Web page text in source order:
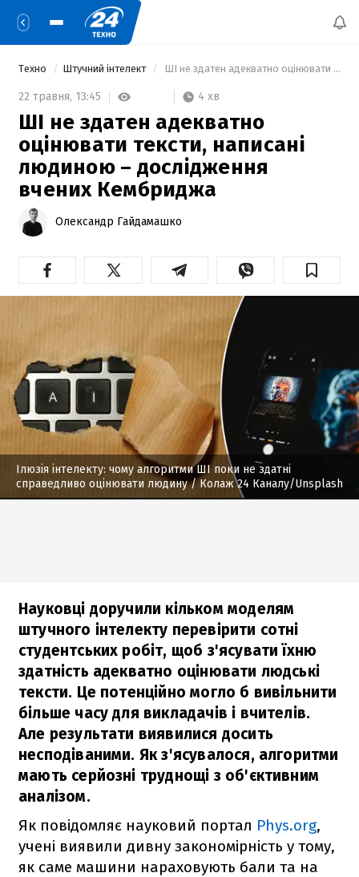
Техно Штучний інтелект ШІ не здатен адекватно оцінювати тексти, написані людиною – дослідження вчених Кембриджа
22 травня, 13:45 4 хв
ШІ не здатен адекватно
оцінювати тексти, написані
людиною – дослідження
вчених Кембриджа
Олександр Гайдамашко
Ілюзія інтелекту: чому алгоритми ШІ поки не здатні
справедливо оцінювати людину/ Колаж 24 Каналу/Unsplash
Науковці доручили кільком моделям
штучного інтелекту перевірити сотні
студентських робіт, щоб з'ясувати їхню
здатність адекватно оцінювати людські
тексти. Це потенційно могло б вивільнити
більше часу для викладачів і вчителів.
Але результати виявилися досить
несподіваними. Як з'ясувалося, алгоритми
мають серйозні труднощі з об'єктивним
аналізом.
Як повідомляє науковий портал Phys.org,
учені виявили дивну закономірність у тому,
як саме машини нараховують бали та на